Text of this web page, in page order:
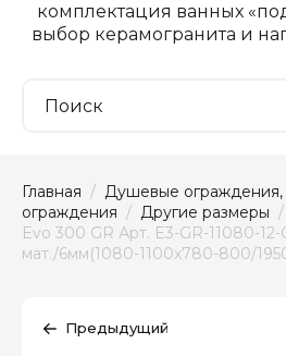
комплектация ванных
выбор керамогранита и
Главная / Душевые
ограждения / Другие размеры /
Evo 300 GR Арт. E3-GR-11080-12-
мат./6мм(1080-1100x780-800/
Предыдущий